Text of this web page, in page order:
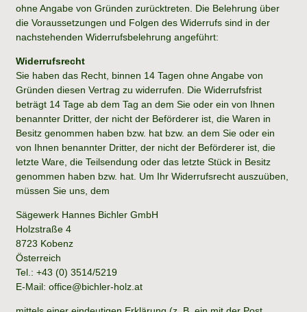
ohne Angabe von Gründen zurücktreten. Die Belehrung über
die Voraussetzungen und Folgen des Widerrufs sind in der
nachstehenden Widerrufsbelehrung angeführt:
Widerrufsrecht
Sie haben das Recht, binnen 14 Tagen ohne Angabe von
Gründen diesen Vertrag zu widerrufen. Die Widerrufsfrist
beträgt 14 Tage ab dem Tag an dem Sie oder ein von Ihnen
benannter Dritter, der nicht der Beförderer ist, die Waren in
Besitz genommen haben bzw. hat bzw. an dem Sie oder ein
von Ihnen benannter Dritter, der nicht der Beförderer ist, die
letzte Ware, die Teilsendung oder das letzte Stück in Besitz
genommen haben bzw. hat. Um Ihr Widerrufsrecht auszuüben,
müssen Sie uns, dem
Sägewerk Hannes Bichler GmbH
Holzstraße 4
8723 Kobenz
Österreich
Tel.: +43 (0) 3514/5219
E-Mail: office@bichler-holz.at